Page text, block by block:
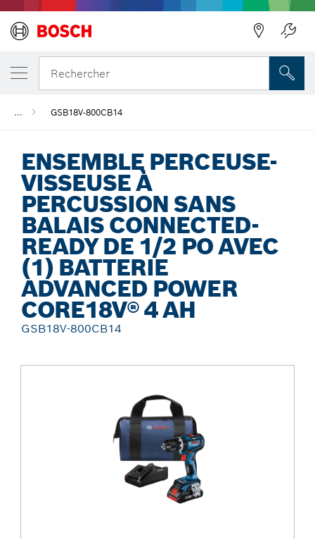
Rechercher
... GSB18V-800CB14
ENSEMBLE PERCEUSE-
VISSEUSE À
PERCUSSION SANS
BALAIS CONNECTED-
READY DE 1/2 PO AVEC
(1) BATTERIE
ADVANCED POWER
CORE18V® 4 AH
GSB18V-800CB14